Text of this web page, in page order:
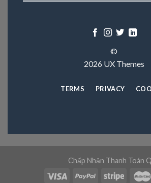
©
2026 UX Themes
TERMS PRIVACY
Chấp Nhận Thanh Toán